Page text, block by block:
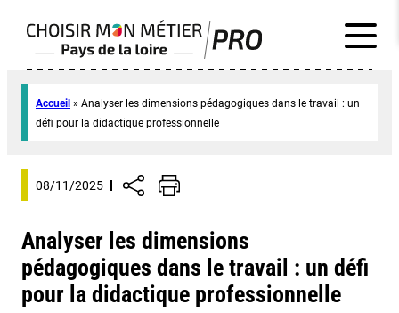
Accueil » Analyser les dimensions pédagogiques dans le travail : un
défi pour la didactique professionnelle
08/11/2025
Analyser les dimensions
pédagogiques dans le travail : un défi
pour la didactique professionnelle